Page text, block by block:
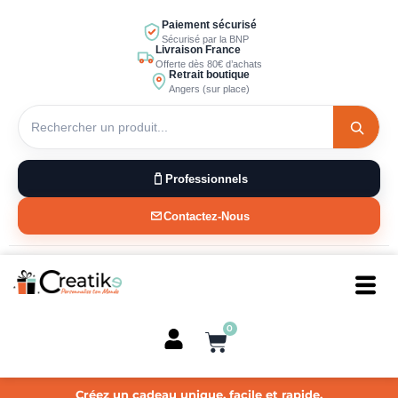
Paiement sécurisé
Sécurisé par la BNP
Livraison France
Offerte dès 80€ d’achats
Retrait boutique
Angers (sur place)
Professionnels
Contactez-Nous
0
Panier
Créez un cadeau unique, facile et rapide.